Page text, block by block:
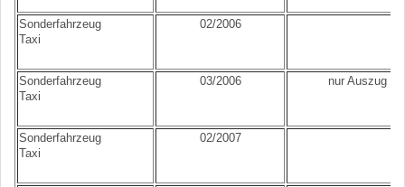
Sonderfahrzeug
Taxi
02/2006
Sonderfahrzeug
Taxi
03/2006 nur Auszug -
Sonderfahrzeug
Taxi
02/2007